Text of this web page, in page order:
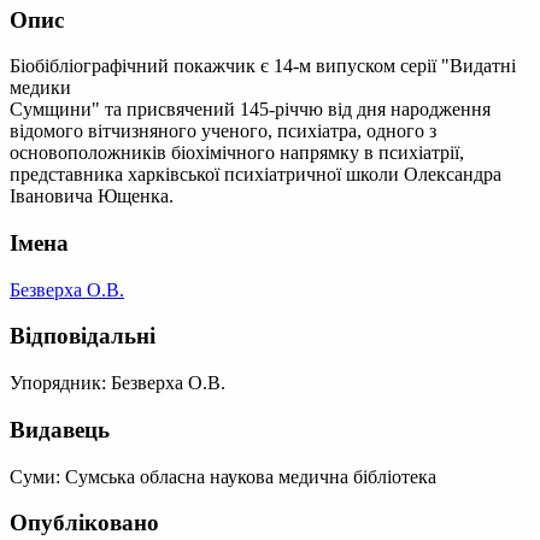
Опис
Біобібліографічний покажчик є 14-м випуском серії "Видатні
медики
Сумщини" та присвячений 145-річчю від дня народження
відомого вітчизняного ученого, психіатра, одного з
основоположників біохімічного напрямку в психіатрії,
представника харківської психіатричної школи Олександра
Івановича Ющенка.
Імена
Безверха О.В.
Відповідальні
Упорядник: Безверха О.В.
Видавець
Суми: Сумська обласна наукова медична бібліотека
Опубліковано